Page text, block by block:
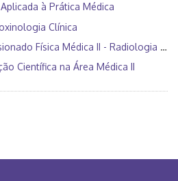
à Prática Médica
Clínica
Médica II - Radiologia , Radioterapia M. Nuclear
Científica na Área Médica II